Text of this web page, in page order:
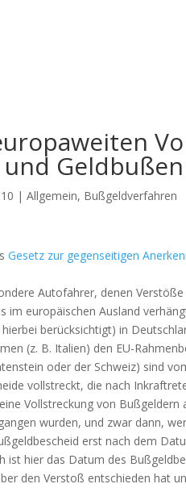
|Allgemein, Bußgeldverfahren
Gesetz zur gegenseitigen
Autofahrer, denen
im europäischen Ausland
berücksichtigt) in
(z. B. Italien) den EU-
oder der Schweiz) sind
vollstreckt, die nach
Vollstreckung von
wurden, und zwar dann,
erst nach dem
ist hier das Datum des
den Verstoß entschieden hat